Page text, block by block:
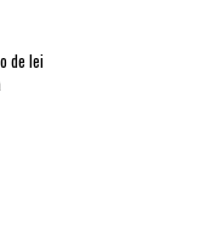
de lei